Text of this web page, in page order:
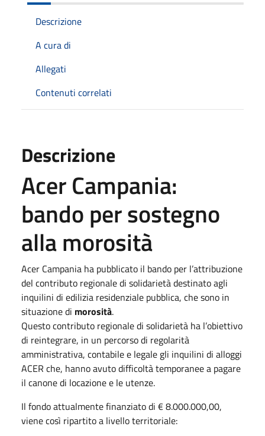
Descrizione
A cura di
Allegati
Contenuti correlati
Descrizione
Acer Campania:
bando per sostegno
alla morosità
Acer Campania ha pubblicato il bando per l’attribuzione
del contributo regionale di solidarietà destinato agli
inquilini di edilizia residenziale pubblica, che sono in
situazione di morosità.
Questo contributo regionale di solidarietà ha l’obiettivo
di reintegrare, in un percorso di regolarità
amministrativa, contabile e legale gli inquilini di alloggi
ACER che, hanno avuto difficoltà temporanee a pagare
il canone di locazione e le utenze.
Il fondo attualmente finanziato di € 8.000.000,00,
viene così ripartito a livello territoriale: